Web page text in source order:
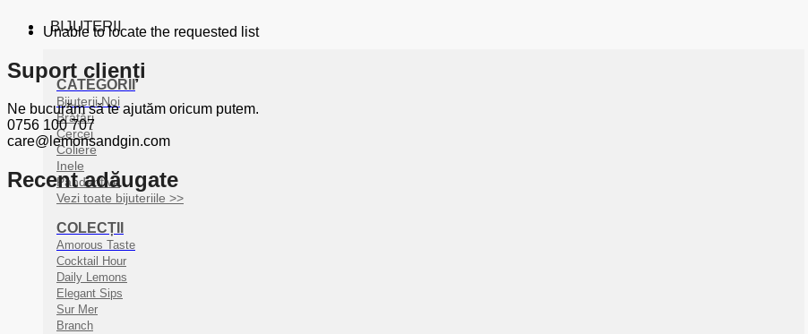
BIJUTERII
CATEGORII
Bijuterii Noi
Brățări
Cercei
Coliere
Inele
Pandantive
Vezi toate bijuteriile >>
COLECȚII
Amorous Taste
Cocktail Hour
Daily Lemons
Elegant Sips
Sur Mer
Branch
Unable to locate the requested list
Suport clienți
Ne bucurăm să te ajutăm oricum putem.
0756 100 707
care@lemonsandgin.com
Recent adăugate